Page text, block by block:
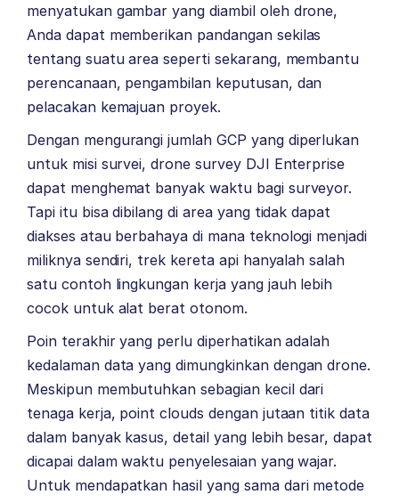
menyatukan gambar yang diambil oleh drone,
Anda dapat memberikan pandangan sekilas
tentang suatu area seperti sekarang, membantu
perencanaan, pengambilan keputusan, dan
pelacakan kemajuan proyek.
Dengan mengurangi jumlah GCP yang diperlukan
untuk misi survei, drone survey DJI Enterprise
dapat menghemat banyak waktu bagi surveyor.
Tapi itu bisa dibilang di area yang tidak dapat
diakses atau berbahaya di mana teknologi menjadi
miliknya sendiri, trek kereta api hanyalah salah
satu contoh lingkungan kerja yang jauh lebih
cocok untuk alat berat otonom.
Poin terakhir yang perlu diperhatikan adalah
kedalaman data yang dimungkinkan dengan drone.
Meskipun membutuhkan sebagian kecil dari
tenaga kerja, point clouds dengan jutaan titik data
dalam banyak kasus, detail yang lebih besar, dapat
dicapai dalam waktu penyelesaian yang wajar.
Untuk mendapatkan hasil yang sama dari metode